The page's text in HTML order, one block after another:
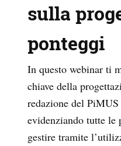
sulla
ponteggi
In questo webinar ti
chiave della
redazione del
evidenziando tutte le
gestire tramite